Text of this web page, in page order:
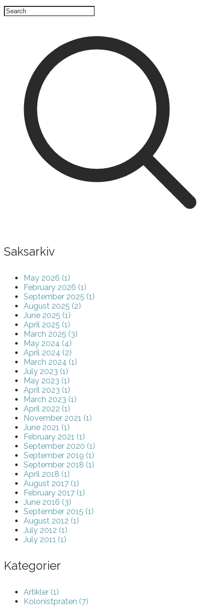
Saksarkiv
May 2026 (1)
February 2026 (1)
September 2025 (1)
August 2025 (2)
June 2025 (1)
April 2025 (1)
March 2025 (3)
May 2024 (4)
April 2024 (2)
March 2024 (1)
July 2023 (1)
May 2023 (1)
April 2023 (1)
March 2023 (1)
April 2022 (1)
November 2021 (1)
June 2021 (1)
February 2021 (1)
September 2020 (1)
September 2019 (1)
September 2018 (1)
April 2018 (1)
August 2017 (1)
February 2017 (1)
June 2016 (3)
September 2015 (1)
August 2012 (1)
July 2012 (1)
July 2011 (1)
Kategorier
Artikler (1)
Kolonistpraten (7)